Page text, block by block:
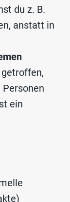
du z. B.
anstatt in
ein